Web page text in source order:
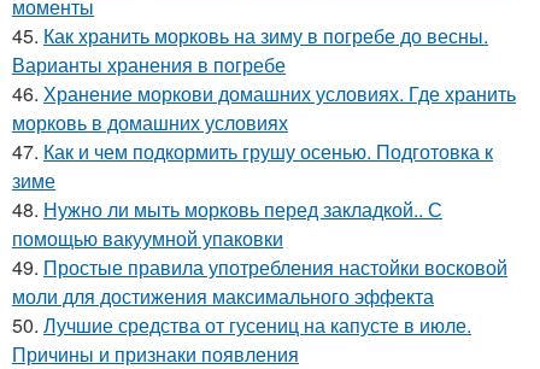
моменты
45. Как хранить морковь на зиму в погребе до весны.
Варианты хранения в погребе
46. Хранение моркови домашних условиях. Где хранить
морковь в домашних условиях
47. Как и чем подкормить грушу осенью. Подготовка к
зиме
48. Нужно ли мыть морковь перед закладкой.. С
помощью вакуумной упаковки
49. Простые правила употребления настойки восковой
моли для достижения максимального эффекта
50. Лучшие средства от гусениц на капусте в июле.
Причины и признаки появления